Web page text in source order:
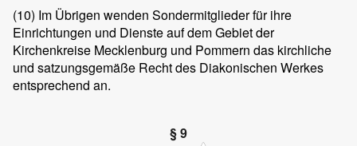
(10) Im Übrigen wenden Sondermitglieder für ihre
Einrichtungen und Dienste auf dem Gebiet der
Kirchenkreise Mecklenburg und Pommern das kirchliche
und satzungsgemäße Recht des Diakonischen Werkes
entsprechend an.
§ 9